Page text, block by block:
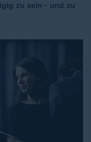
zu sein - und zu